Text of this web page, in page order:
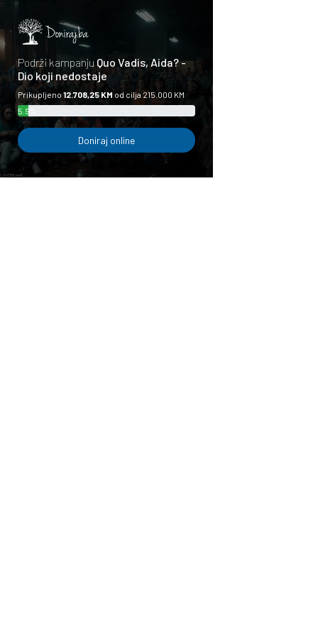
Podrži kampanjuQuo Vadis, Aida? -
Dio koji nedostaje
Prikupljeno12.708,25 KM od cilja 215.000 KM
5.9%
Doniraj online